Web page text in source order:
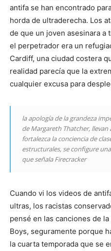
antifa se han encontrado
horda de ultraderecha. Los
de que un joven asesinara a
el perpetrador era un
Cardiff, una ciudad costera
realidad parecía que la
cualquier excusa para
la apología de la grandeza
de Margareth Thatcher, llevan
fortalezca la conciencia de
estructurales, se configure
que señala Firecracker
Cuando vi los videos de
ultras, los racistas
pensé en las canciones de
Boys, seguramente porque
la cuarta temporada que se